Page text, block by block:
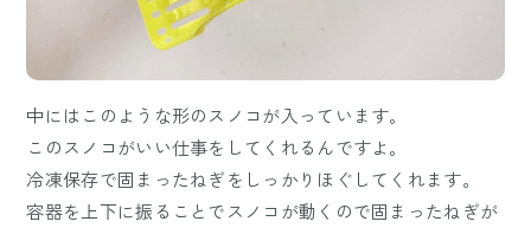
中にはこのような形のスノコが入っています。
このスノコがいい仕事をしてくれるんですよ。
冷凍保存で固まったねぎをしっかりほぐしてくれます。
容器を上下に振ることでスノコが動くので固まったねぎが